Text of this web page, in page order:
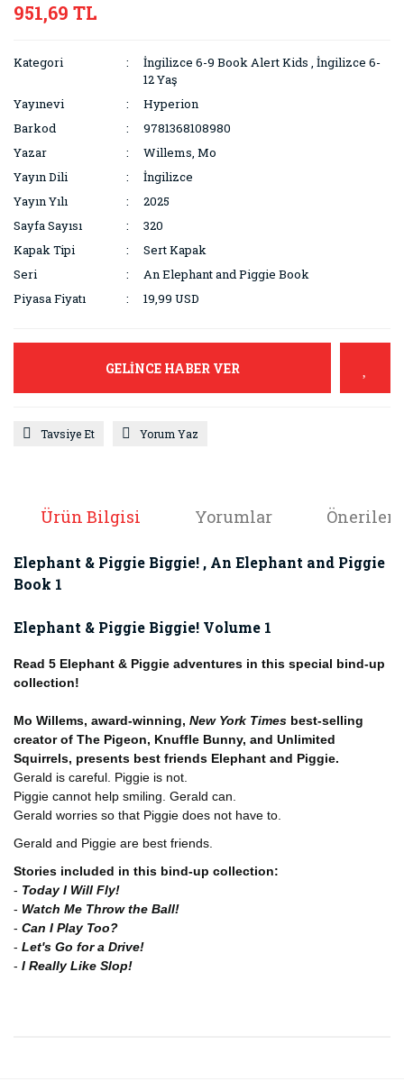
951,69 TL
Kategori İngilizce 6-9 Book Alert Kids ,İngilizce 6-
12 Yaş
Yayınevi
Hyperion
Barkod
9781368108980
Yazar
Willems, Mo
Yayın Dili
İngilizce
Yayın Yılı
2025
Sayfa Sayısı
320
Kapak Tipi
Sert Kapak
Seri
An Elephant and Piggie Book
Piyasa Fiyatı
19,99 USD
GELİNCE HABER VER
Tavsiye Et Yorum Yaz
Ürün Bilgisi Yorumlar
Elephant & Piggie Biggie! , An Elephant and Piggie
Book 1
Elephant & Piggie Biggie! Volume 1
Read 5 Elephant & Piggie adventures in this special bind-up
collection!
Mo Willems, award-winning, New York Times best-selling
creator of The Pigeon, Knuffle Bunny, and Unlimited
Squirrels, presents best friends Elephant and Piggie.
Gerald is careful. Piggie is not.
Piggie cannot help smiling. Gerald can.
Gerald worries so that Piggie does not have to.
Gerald and Piggie are best friends.
Stories included in this bind-up collection:
- Today I Will Fly!
- Watch Me Throw the Ball!
- Can I Play Too?
- Let's Go for a Drive!
- I Really Like Slop!